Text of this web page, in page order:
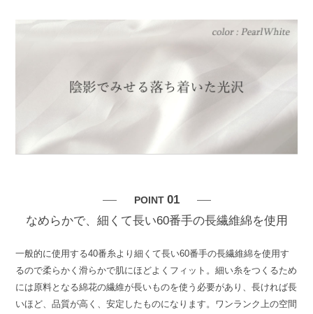
POINT 01
なめらかで、細くて長い60番手の長繊維綿を使用
一般的に使用する40番糸より細くて長い60番手の長繊維綿を使用す
るので柔らかく滑らかで肌にほどよくフィット。細い糸をつくるため
には原料となる綿花の繊維が長いものを使う必要があり、長ければ長
いほど、品質が高く、安定したものになります。ワンランク上の空間